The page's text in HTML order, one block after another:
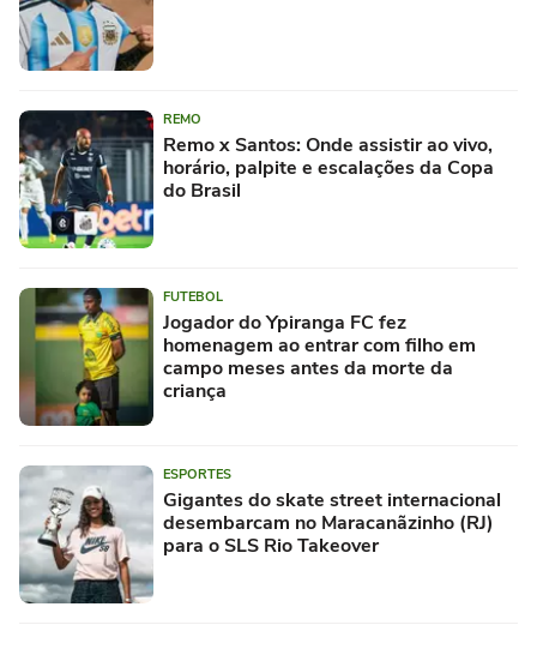
REMO
Remo x Santos: Onde assistir ao vivo,
horário, palpite e escalações da Copa
do Brasil
FUTEBOL
Jogador do Ypiranga FC fez
homenagem ao entrar com filho em
campo meses antes da morte da
criança
ESPORTES
Gigantes do skate street internacional
desembarcam no Maracanãzinho (RJ)
para o SLS Rio Takeover